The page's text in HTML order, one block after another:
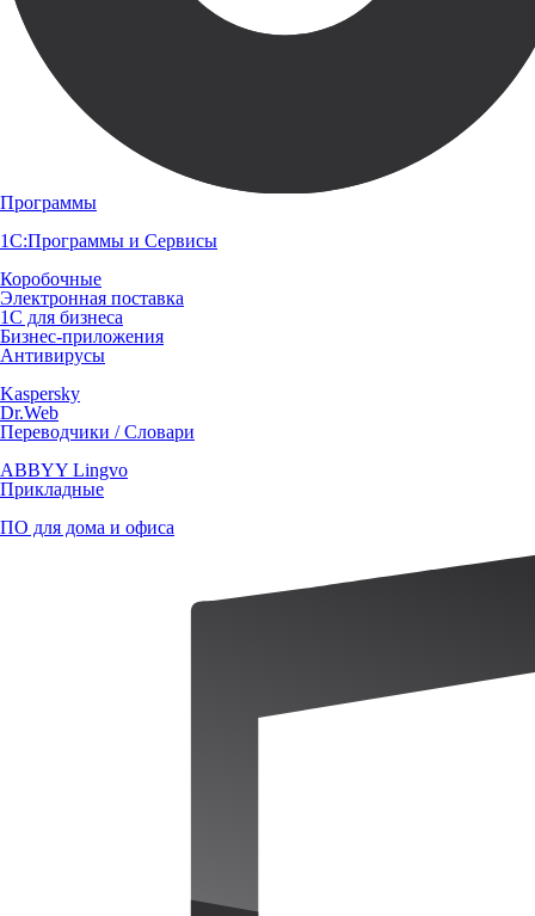
Программы
1С:Программы и Сервисы
Коробочные
Электронная поставка
1С для бизнеса
Бизнес-приложения
Антивирусы
Kaspersky
Dr.Web
Переводчики / Словари
ABBYY Lingvo
Прикладные
ПО для дома и офиса